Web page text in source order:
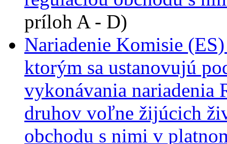
príloh A - D)
Nariadenie Komisie
ktorým sa ustanovujú
vykonávania nariadenia
druhov voľne žijúcich
obchodu s nimi v